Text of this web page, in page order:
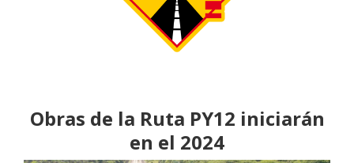
Obras de la Ruta PY12 iniciarán
en el 2024